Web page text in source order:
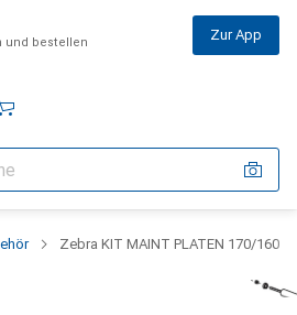
und bestellen Zur App
Zebra KIT MAINT PLATEN 170/160